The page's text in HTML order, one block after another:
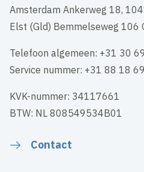
Amsterdam Ankerweg 18,
Elst (Gld) Bemmelseweg 106
Telefoon algemeen: +31 30
Service nummer: +31 88 18
KVK-nummer: 34117661
BTW: NL 808549534B01
Contact